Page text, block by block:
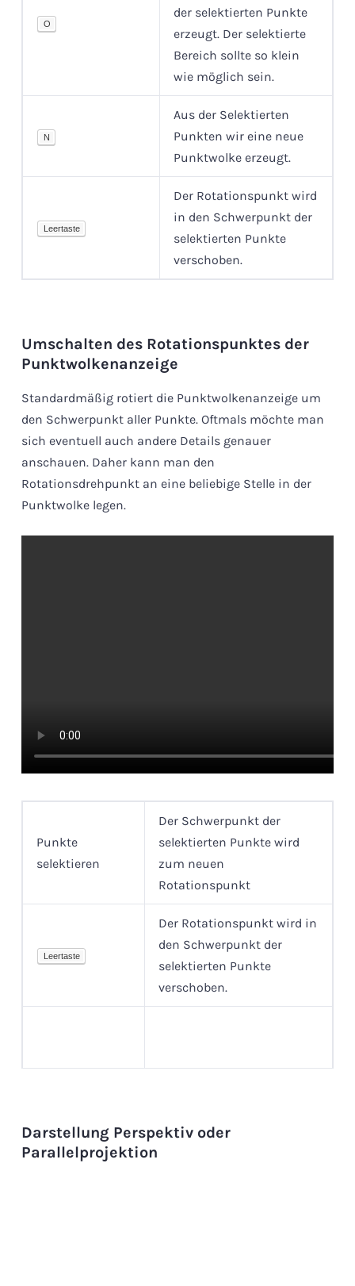
O
der selektierten Punkte
erzeugt. Der selektierte
Bereich sollte so klein
wie möglich sein.
N
Aus der Selektierten
Punkten wir eine neue
Punktwolke erzeugt.
Leertaste
Der Rotationspunkt wird
in den Schwerpunkt der
selektierten Punkte
verschoben.
Umschalten des Rotationspunktes der
Punktwolkenanzeige
Standardmäßig rotiert die Punktwolkenanzeige um
den Schwerpunkt aller Punkte. Oftmals möchte man
sich eventuell auch andere Details genauer
anschauen. Daher kann man den
Rotationsdrehpunkt an eine beliebige Stelle in der
Punktwolke legen.
Punkte
selektieren
Der Schwerpunkt der
selektierten Punkte wird
zum neuen
Rotationspunkt
Leertaste
Der Rotationspunkt wird in
den Schwerpunkt der
selektierten Punkte
verschoben.
Darstellung Perspektiv oder
Parallelprojektion